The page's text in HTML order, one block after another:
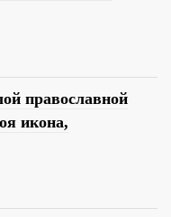
православной
икона,